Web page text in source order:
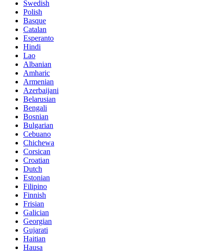
Swedish
Polish
Basque
Catalan
Esperanto
Hindi
Lao
Albanian
Amharic
Armenian
Azerbaijani
Belarusian
Bengali
Bosnian
Bulgarian
Cebuano
Chichewa
Corsican
Croatian
Dutch
Estonian
Filipino
Finnish
Frisian
Galician
Georgian
Gujarati
Haitian
Hausa